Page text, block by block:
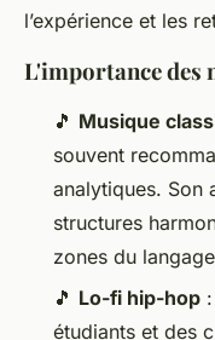
l’expérience et les
L'importance des
🎵 Musique
souvent
analytiques. Son
structures
zones du
🎵 Lo-fi hip-hop
étudiants et des